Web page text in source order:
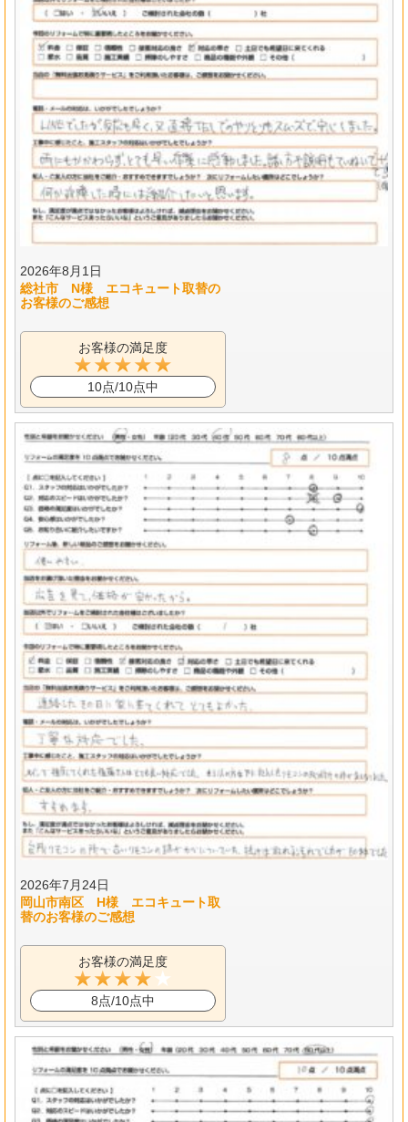
2026年8月1日
総社市 N様 エコキュート取替の
お客様のご感想
お客様の満足度
10点/10点中
2026年7月24日
岡山市南区 H様 エコキュート取
替のお客様のご感想
お客様の満足度
8点/10点中